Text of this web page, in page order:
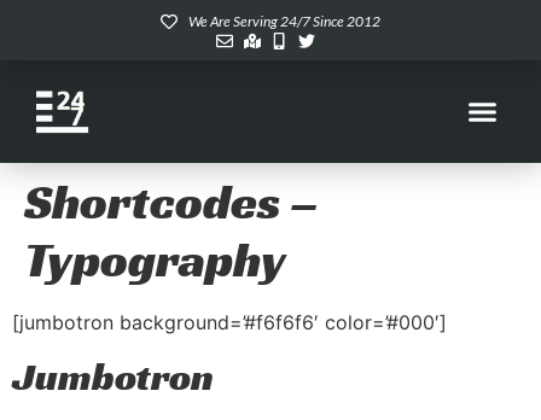
We Are Serving 24/7 Since 2012
Shortcodes –
Typography
[jumbotron background=’#f6f6f6′ color=’#000′]
Jumbotron